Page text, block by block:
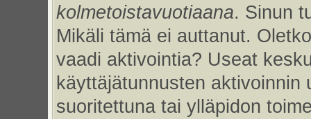
kolmetoistavuotiaana. Sinun
Mikäli tämä ei auttanut.
vaadi aktivointia? Useat
käyttäjätunnusten
suoritettuna tai ylläpidon